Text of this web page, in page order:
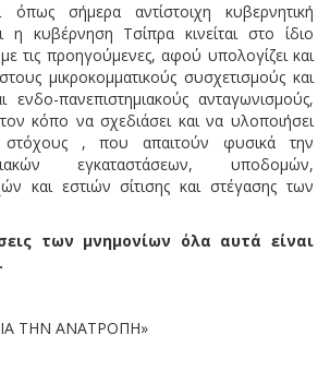
σήμερα αντίστοιχη κυβερνητική
κυβέρνηση Τσίπρα κινείται στο ίδιο
τις προηγούμενες, αφού υπολογίζει και
μικροκομματικούς συσχετισμούς και
ενδο-πανεπιστημιακούς ανταγωνισμούς,
κόπο να σχεδιάσει και να υλοποιήσει
στόχους , που απαιτούν φυσικά την
εγκαταστάσεων, υποδομών,
και εστιών σίτισης και στέγασης των
των μνημονίων όλα αυτά είναι
ΤΗΝ ΑΝΑΤΡΟΠΗ»